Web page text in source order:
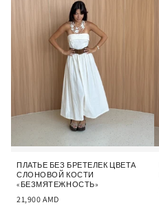
ПЛАТЬЕ БЕЗ БРЕТЕЛЕК ЦВЕТА
СЛОНОВОЙ КОСТИ
«БЕЗМЯТЕЖНОСТЬ»
21,900 AMD